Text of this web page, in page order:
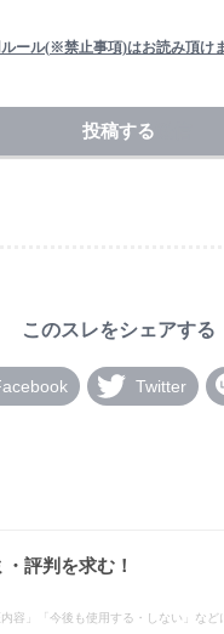
ール(※禁止事項)はお読み頂け
Twitter
評判を求む！
」「今後も使用する・しない」な